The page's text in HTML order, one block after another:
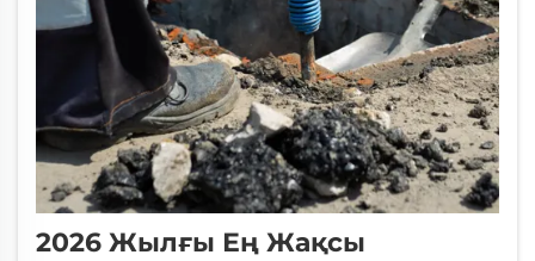
2026 Жылғы Ең Жақсы